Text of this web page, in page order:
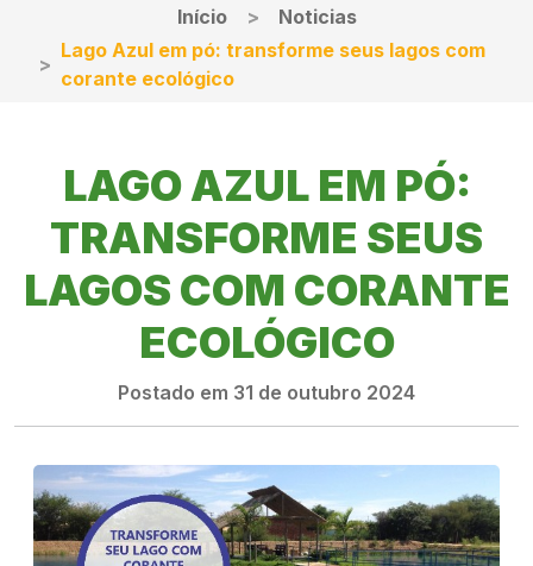
Início
Noticias
Lago Azul em pó: transforme seus lagos com
corante ecológico
LAGO AZUL EM PÓ:
TRANSFORME SEUS
LAGOS COM CORANTE
ECOLÓGICO
Postado em 31 de outubro 2024